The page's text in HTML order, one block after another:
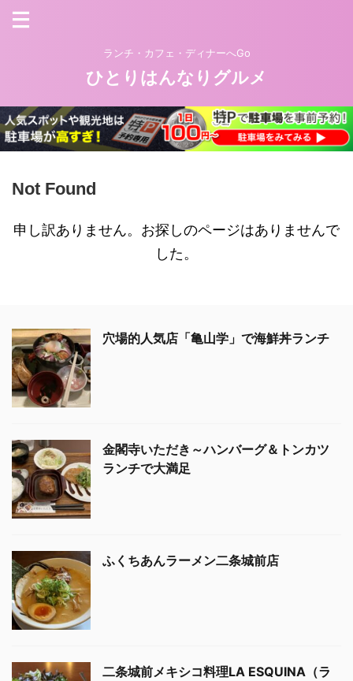
ランチ・カフェ・ディナーへGo
ひとりはんなりグルメ
Not Found
申し訳ありません。お探しのページはありませんで
した。
穴場的人気店「亀山学」で海鮮丼ランチ
金閣寺いただき～ハンバーグ＆トンカツ
ランチで大満足
ふくちあんラーメン二条城前店
二条城前メキシコ料理LA ESQUINA（ラ